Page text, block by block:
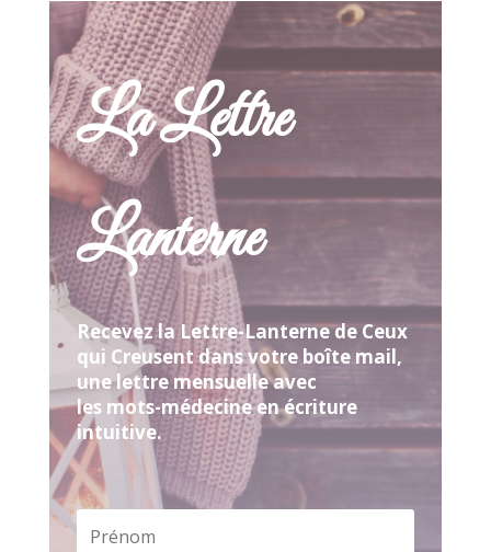
La Lettre
Lanterne
Recevez la Lettre-Lanterne de Ceux
qui Creusent dans votre boîte mail,
une lettre mensuelle avec
les mots-médecine en écriture
intuitive.